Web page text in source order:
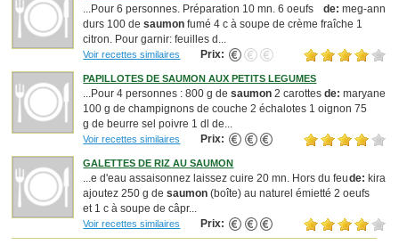
de: meg-ann
...Pour 6 personnes. Préparation 10 mn. 6 oeufs
durs 100 desaumon fumé 4 c à soupe de crème fraîche 1
citron. Pour garnir: feuilles d...
Voir recettes similaires Prix:
PAPILLOTES DE SAUMON AUX PETITS LEGUMES
de: maryane
...Pour 4 personnes : 800 g desaumon 2 carottes
100 g de champignons de couche 2 échalotes 1 oignon 75
g de beurre sel poivre 1 dl de...
Voir recettes similaires Prix:
GALETTES DE RIZ AU SAUMON
de: kira
...e d'eau assaisonnez laissez cuire 20 mn. Hors du feu
ajoutez 250 g desaumon (boîte) au naturel émietté 2 oeufs
et 1 c à soupe de câpr...
Voir recettes similaires Prix: